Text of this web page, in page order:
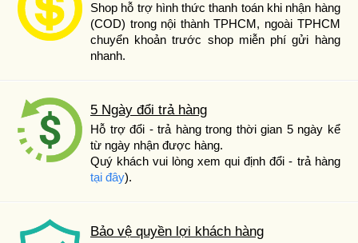
Shop hỗ trợ hình thức thanh toán khi nhận hàng
(COD) trong nội thành TPHCM, ngoài TPHCM
chuyển khoản trước shop miễn phí gửi hàng
nhanh.
5 Ngày đổi trả hàng
Hỗ trợ đổi - trả hàng trong thời gian 5 ngày kể
từ ngày nhận được hàng.
Quý khách vui lòng xem qui định đổi - trả hàng
tại đây).
Bảo vệ quyền lợi khách hàng